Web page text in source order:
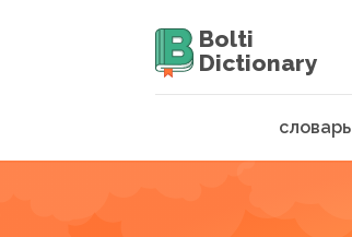
Bolti
Dictionary
словарь